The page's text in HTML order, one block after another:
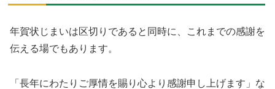
年賀状じまいは区切りであると同時に、これまでの感謝を
伝える場でもあります。
「長年にわたりご厚情を賜り心より感謝申し上げます」な